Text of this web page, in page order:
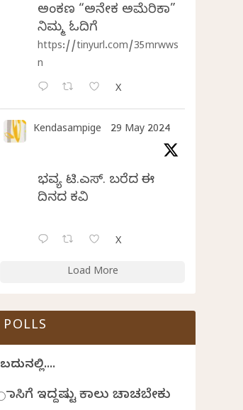
ಅಂಕಣ “ಅನೇಕ ಅಮೆರಿಕಾ”
ನಿಮ್ಮ ಓದಿಗೆ
https://tinyurl.com/35mrwws
n
X
Kendasampige 29 May 2024
ಭವ್ಯ ಟಿ.ಎಸ್. ಬರೆದ ಈ
ದಿನದ ಕವಿತೆ
X
Load More
POLLS
ಬದುಕಿನಲ್ಲಿ....
ಹಾಸಿಗೆ ಇದ್ದಷ್ಟು ಕಾಲು ಚಾಚಬೇಕು